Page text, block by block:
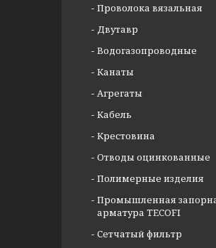
Проволока вязальная
Двутавр
Водогазопроводные
Канаты
Агрегаты
Кабель
Крестовина
Отводы оцинкованные
Полимерные изделия
Промышленная
арматура TECOFI
Сетчатый фильтр